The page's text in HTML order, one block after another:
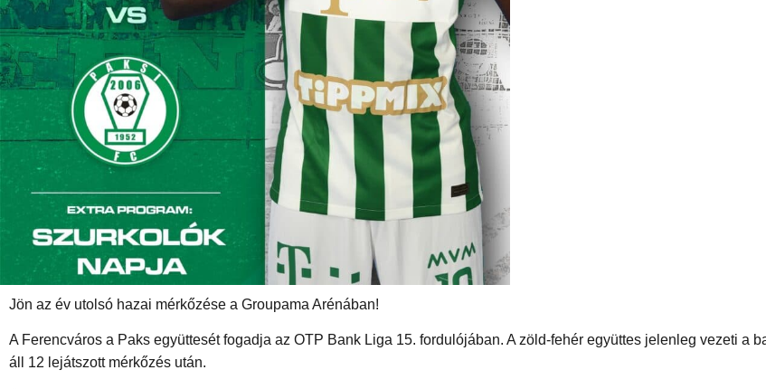
Jön az év utolsó hazai mérkőzése a Groupama Arénában!
A Ferencváros a Paks együttesét fogadja az OTP Bank Liga 15. fordulójában. A zöld-fehér együttes jelenleg vezeti a
áll 12 lejátszott mérkőzés után.